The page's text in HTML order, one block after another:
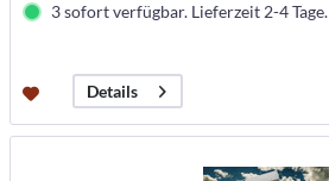
3 sofort verfügbar. Lieferzeit 2-4 Tage.
Details